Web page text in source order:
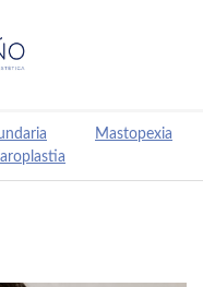
Mastopexia